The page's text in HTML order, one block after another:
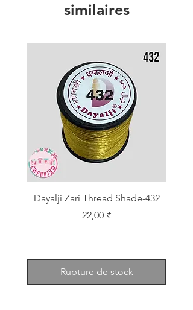
similaires
Dayalji Zari Thread Shade-432
Prix
22,00 ₹
Rupture de stock